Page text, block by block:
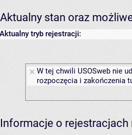
Aktualny stan oraz
Aktualny tryb rejestracji:
W tej chwili USOSweb nie
rozpoczęcia i zakończenia
Informacje o rejestracjach